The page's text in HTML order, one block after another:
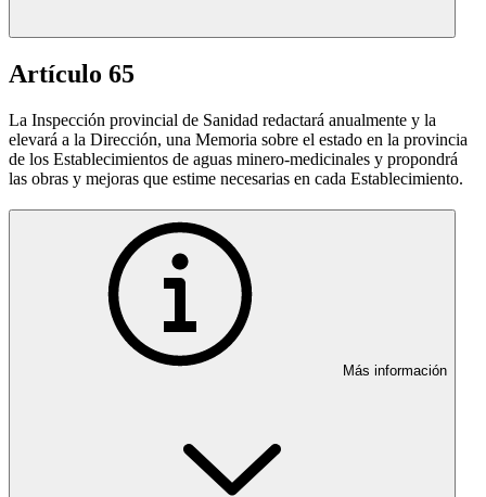
Artículo 65
La Inspección provincial de Sanidad redactará anualmente y la
elevará a la Dirección, una Memoria sobre el estado en la provincia
de los Establecimientos de aguas minero-medicinales y propondrá
las obras y mejoras que estime necesarias en cada Establecimiento.
Más información